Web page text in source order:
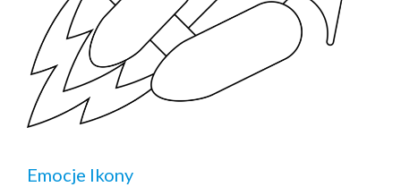
Emocje Ikony